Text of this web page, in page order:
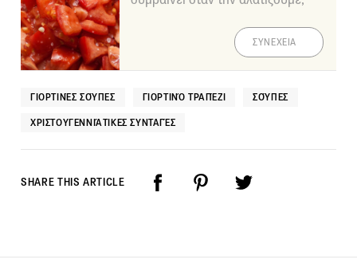
ΣΥΝΕΧΕΙΑ
ΓΙΟΡΤΙΝΈΣ ΣΟΎΠΕΣ ΓΙΟΡΤΙΝΌ ΤΡΑΠΈΖΙ ΣΟΎΠΕΣ
ΧΡΙΣΤΟΥΓΕΝΝΙΆΤΙΚΕΣ ΣΥΝΤΑΓΈΣ
SHARE THIS ARTICLE